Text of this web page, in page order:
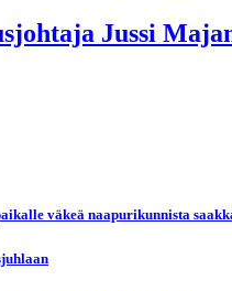
Jussi
väkeä naapurikunnista